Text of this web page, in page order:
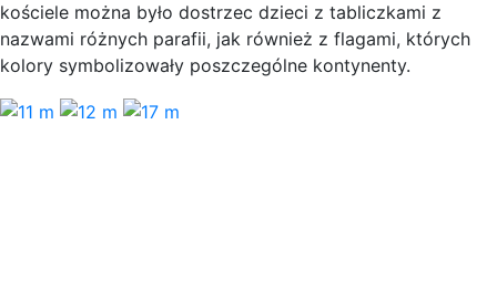
kościele można było dostrzec dzieci z tabliczkami z
nazwami różnych parafii, jak również z flagami, których
kolory symbolizowały poszczególne kontynenty.